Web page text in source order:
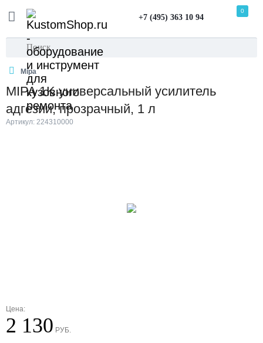
+7 (495) 363 10 94
0
Mipa
MIPA 1K универсальный усилитель
адгезии, прозрачный, 1 л
Артикул: 224310000
Цена:
2 130 РУБ.